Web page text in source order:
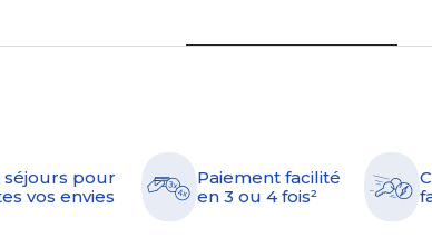
séjours pour
vos envies
Paiement facilité
en 3 ou 4 fois²